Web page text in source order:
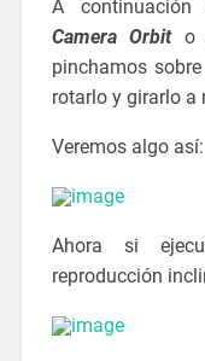
A continuación
Camera Orbito
pinchamos
rotarlo y girarlo a
Veremos algo así:
Ahora si
reproducción